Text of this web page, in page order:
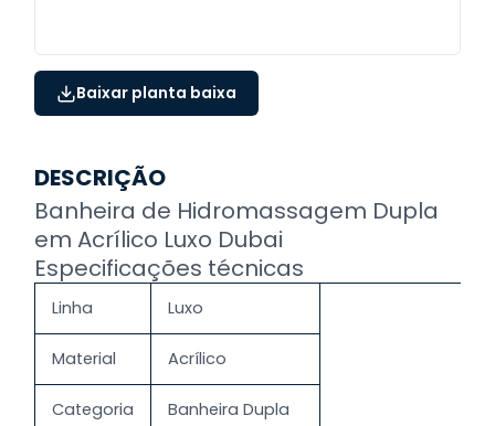
Baixar planta baixa
DESCRIÇÃO
Banheira de Hidromassagem Dupla
em Acrílico Luxo Dubai
Especificações técnicas
Linha Luxo
Material Acrílico
Categoria Banheira Dupla